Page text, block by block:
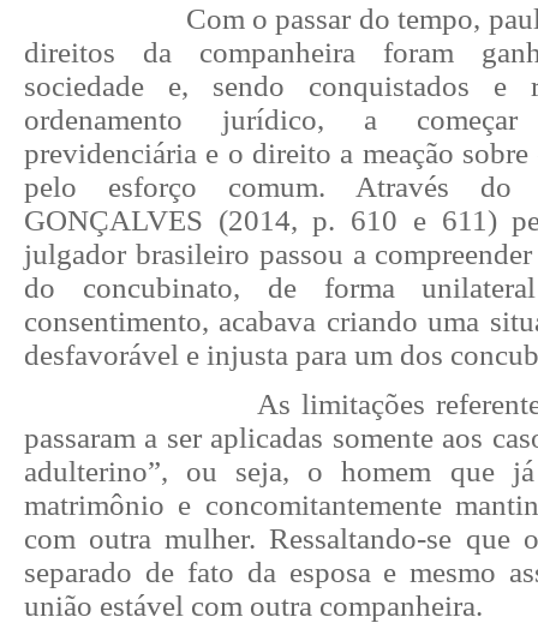
Com o passar do tempo,
direitos da companheira foram
sociedade e, sendo conquistados e
ordenamento jurídico, a
previdenciária e o direito a meação
pelo esforço comum. Através do
GONÇALVES (2014, p. 610 e 611)
julgador brasileiro passou a
do concubinato, de forma
consentimento, acabava criando uma
desfavorável e injusta para um dos
As limitações
passaram a ser aplicadas somente aos
adulterino”, ou seja, o homem que
matrimônio e concomitantemente
com outra mulher. Ressaltando-se que
separado de fato da esposa e mesmo
união estável com outra companheira.